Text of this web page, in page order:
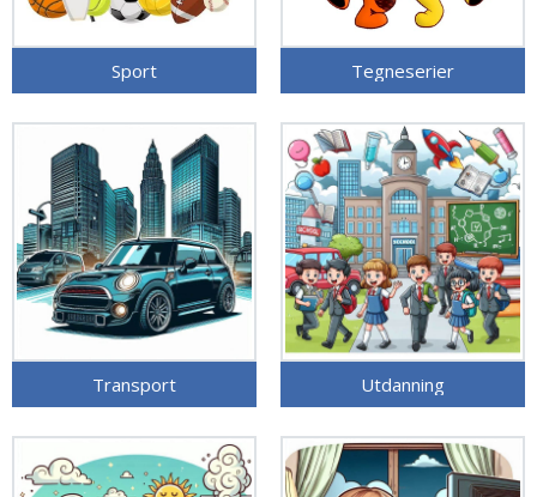
Sport Tegneserier
Transport Utdanning